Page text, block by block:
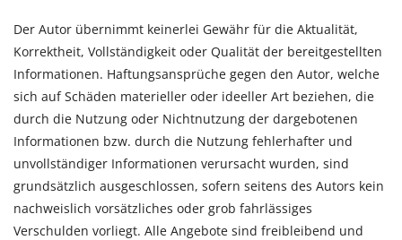
Der Autor übernimmt keinerlei Gewähr für die Aktualität,
Korrektheit, Vollständigkeit oder Qualität der bereitgestellten
Informationen. Haftungsansprüche gegen den Autor, welche
sich auf Schäden materieller oder ideeller Art beziehen, die
durch die Nutzung oder Nichtnutzung der dargebotenen
Informationen bzw. durch die Nutzung fehlerhafter und
unvollständiger Informationen verursacht wurden, sind
grundsätzlich ausgeschlossen, sofern seitens des Autors kein
nachweislich vorsätzliches oder grob fahrlässiges
Verschulden vorliegt. Alle Angebote sind freibleibend und